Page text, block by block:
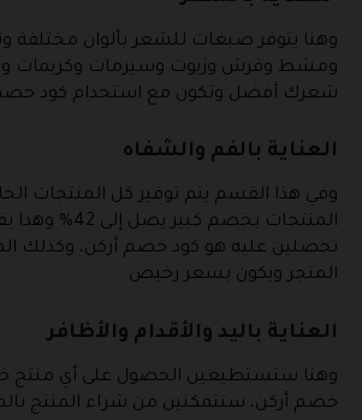
وهنا يتوفر صبغات للشعر بألوان مختلفة
ومشط وفرش وزيوت وسيرمات وكريمات
شعرك أفضل وتكون مع استخدام كود
العناية بالفم والشفاه
وفي هذا القسم يتم توفير كل المنتجات
المنتجات
تحصلين عليه هو كود خصم أركن، وكذلك
المتجر ويكون بسعر رخيص
العناية باليد والأقدام والأظافر
وهنا ستستطيعين الحصول على أي منتج
خصم أركن، ستتمكنين من شراء المنتج